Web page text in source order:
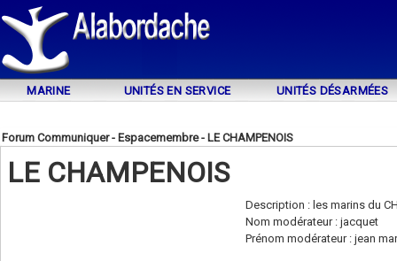
MARINE UNITÉS EN SERVICE UNITÉS DÉSARMÉES
Forum Communiquer - Espacemembre - LE CHAMPENOIS
LE CHAMPENOIS
Description : les marins du
Nom modérateur : jacquet
Prénom modérateur : jean